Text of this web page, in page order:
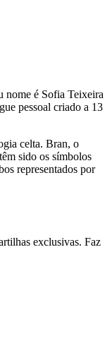
nome é Sofia Teixeira
pessoal criado a 13
celta. Bran, o
sido os símbolos
representados por
exclusivas. Faz